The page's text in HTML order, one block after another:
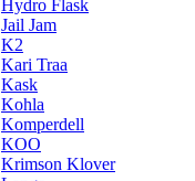
Hydro Flask
Jail Jam
K2
Kari Traa
Kask
Kohla
Komperdell
KOO
Krimson Klover